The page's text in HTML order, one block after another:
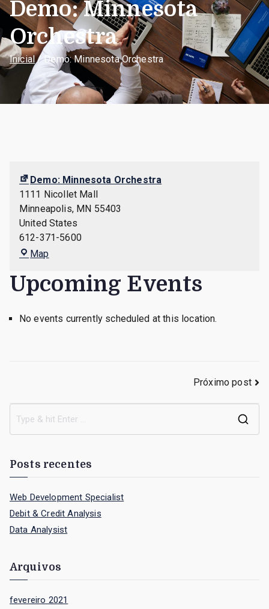
Demo: Minnesota
Orchestra
Inicial Demo: Minnesota Orchestra
Demo: Minnesota Orchestra
1111 Nicollet Mall
Minneapolis, MN 55403
United States
612-371-5600
Map
Orchestra
Upcoming Events
No events currently scheduled at this location.
de
Post
Próximo post
Posts recentes
Web Development Specialist
Debit & Credit Analysis
Data Analysist
Arquivos
fevereiro 2021